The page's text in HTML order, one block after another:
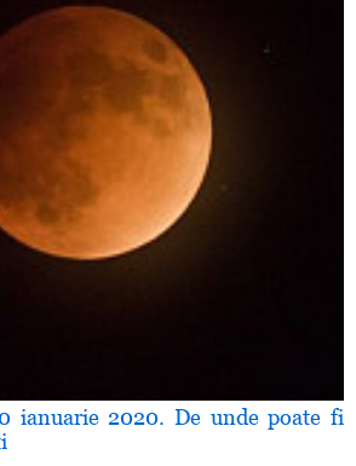
ianuarie 2020. De unde poate fi